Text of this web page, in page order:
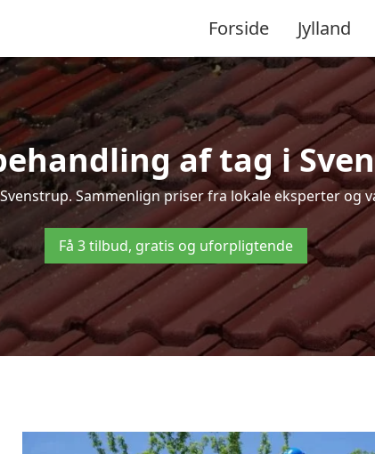
Forside Jylland
af tag i
Sammenlign priser fra lokale eksperter og
Få 3 tilbud, gratis og uforpligtende